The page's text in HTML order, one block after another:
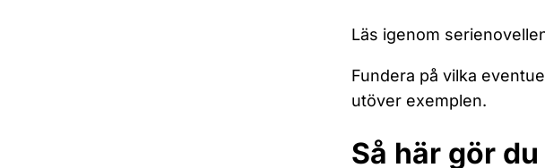
Läs igenom
Fundera på vilka
utöver exemplen.
Så här gör du